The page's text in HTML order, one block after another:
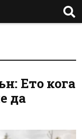
Ето кога
да